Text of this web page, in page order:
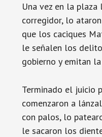
Una vez en la
corregidor, lo
que los caciques
le señalen los
gobierno y emitan
Terminado el juicio
comenzaron a
con palos, lo
le sacaron los